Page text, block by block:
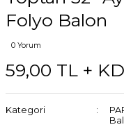
Folyo Balon
0 Yorum
59,00 TL +
Kategori